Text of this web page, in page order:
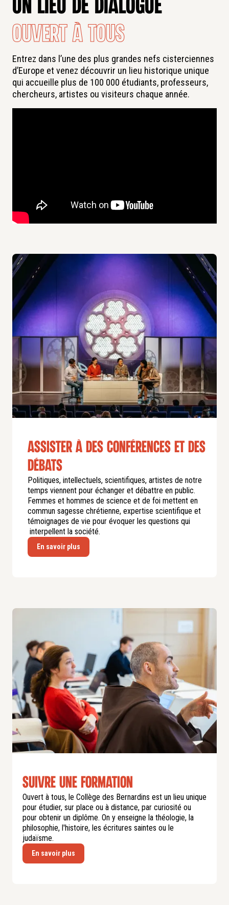
un lieu de dialogue
ouvert à tous
Entrez dans l’une des plus grandes nefs cisterciennes
d’Europe et venez découvrir un lieu historique unique
qui accueille plus de 100 000 étudiants, professeurs,
chercheurs, artistes ou visiteurs chaque année.
Assister à des conférences et des
débats
Politiques, intellectuels, scientifiques, artistes de notre
temps viennent pour échanger et débattre en public.
Femmes et hommes de science et de foi mettent en
commun sagesse chrétienne, expertise scientifique et
témoignages de vie pour évoquer les questions qui
interpellent la société.
En savoir plus
Suivre une formation
Ouvert à tous, le Collège des Bernardins est un lieu unique
pour étudier, sur place ou à distance, par curiosité ou
pour obtenir un diplôme. On y enseigne la théologie, la
philosophie, l'histoire, les écritures saintes ou le
judaïsme.
En savoir plus